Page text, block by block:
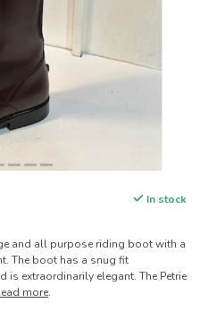
In stock
and all purpose riding boot with a
The boot has a snug fit
is extraordinarily elegant. The Petrie
more.